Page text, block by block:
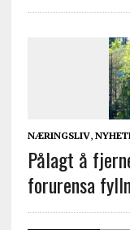
NÆRINGSLIV,
Pålagt å
forurensa